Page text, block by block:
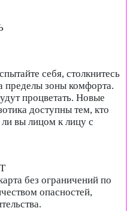
себя, столкнитесь
пределы зоны комфорта.
процветать. Новые
доступны тем, кто
ли вы лицом к лицу с
без ограничений по
опасностей,